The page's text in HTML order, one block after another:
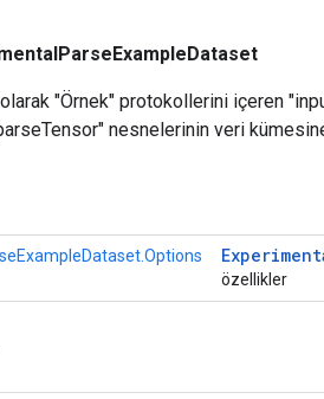
"Örnek" protokollerini içeren
nesnelerinin veri
özellikler